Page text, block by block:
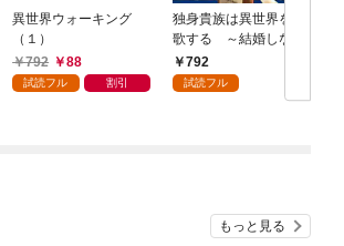
異世界ウォーキング
（１）
792
88
試読フル 割引
独身貴族は異世界を謳
歌する ～結婚しない
男の優雅なおひとりさ
まライフ～（１）
792
試読フル
もっと見る